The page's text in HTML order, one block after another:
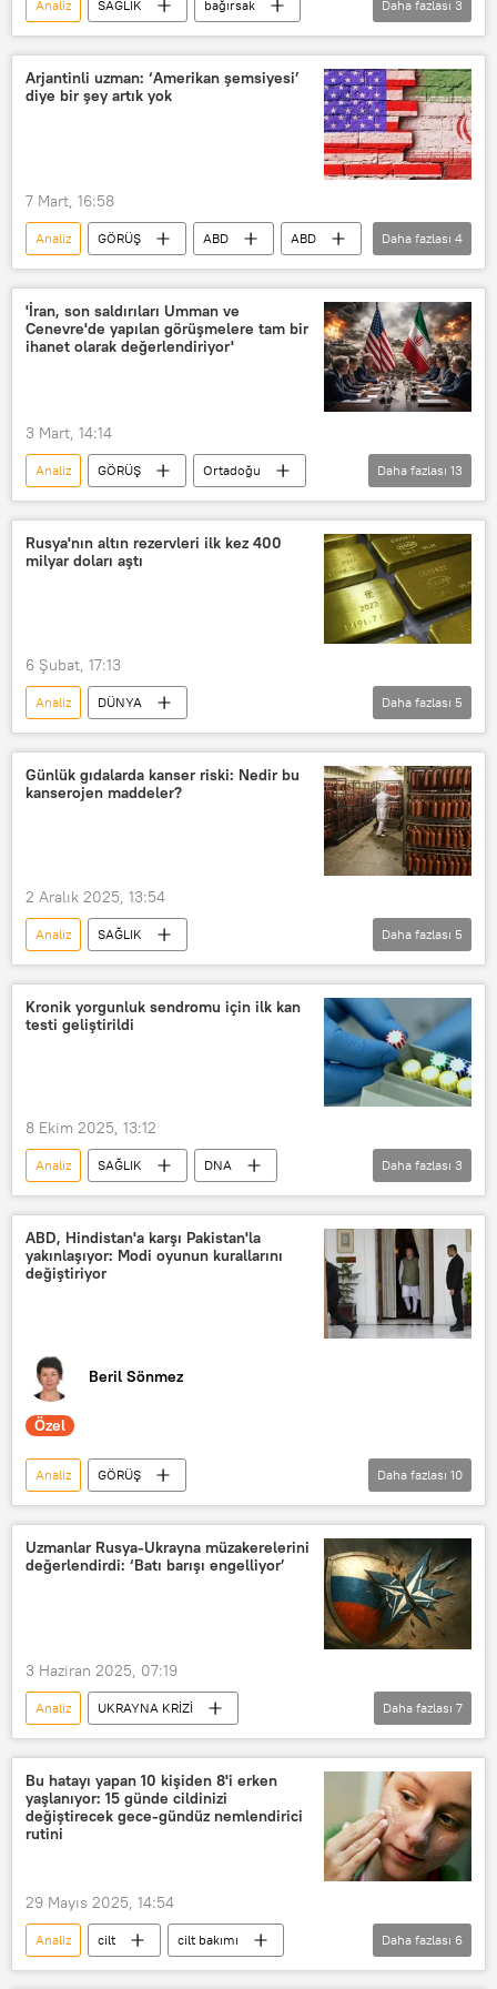
yorum
Donald Trump
Beyaz Saray
OPEC
OPEC+
BAE
Birleşik Arap Emirlikleri (BAE)
İran Devrim Muhafızları
Analiz SAĞLIK
bağırsak
Kanser
mide ve bağırsak kanseri
Mide
Daha fazlası 3
Arjantinli uzman: ‘Amerikan şemsiyesi’
diye bir şey artık yok
7 Mart, 16:58
Analiz GÖRÜŞ ABD
ABD
Gazze
İran
Scott Ritter
Daha fazlası 4
'İran, son saldırıları Umman ve
Cenevre'de yapılan görüşmelere tam bir
ihanet olarak değerlendiriyor'
3 Mart, 14:14
Analiz GÖRÜŞ
Ortadoğu
ABD
İran
ABD
Umman
yorum
yeni dünya düzeni
Saldırı
Daha fazlası 13
Rusya'nın altın rezervleri ilk kez 400
milyar doları aştı
6 Şubat, 17:13
Analiz
DÜNYA
Rusya Merkez Bankası
Altın
Rezerv
Rekor altın rezervi
Daha fazlası 5
Günlük gıdalarda kanser riski: Nedir bu
kanserojen maddeler?
2 Aralık 2025, 13:54
Analiz
SAĞLIK
Seul Ulusal Üniversitesi
Gıda
kanserojen
halk sağlığı
Daha fazlası 5
Kronik yorgunluk sendromu için ilk kan
testi geliştirildi
8 Ekim 2025, 13:12
Analiz SAĞLIK
DNA
Yorgunluk
Kronik Yorgunluk Sendromu
Kan testi
Daha fazlası 3
ABD, Hindistan'a karşı Pakistan'la
yakınlaşıyor: Modi oyunun kurallarını
değiştiriyor
Beril Sönmez
Özel
Analiz
GÖRÜŞ
Hindistan Başbakanı Narendra Modi
Barış Adıbelli
Pakistan
ABD
Kongre Partisi (Hindistan)
Taliban
Daha fazlası 10
Uzmanlar Rusya-Ukrayna müzakerelerini
değerlendirdi: ‘Batı barışı engelliyor’
3 Haziran 2025, 07:19
Analiz
UKRAYNA KRİZİ
Ricardo Cabral
Rusya
Ukrayna
NATO
ABD
Sovyetler Birliği
Avrupa
Daha fazlası 7
Bu hatayı yapan 10 kişiden 8'i erken
yaşlanıyor: 15 günde cildinizi
değiştirecek gece-gündüz nemlendirici
rutini
29 Mayıs 2025, 14:54
Analiz cilt
cilt bakımı
Hassas cilt
analiz
Analiz
Daha fazlası 6